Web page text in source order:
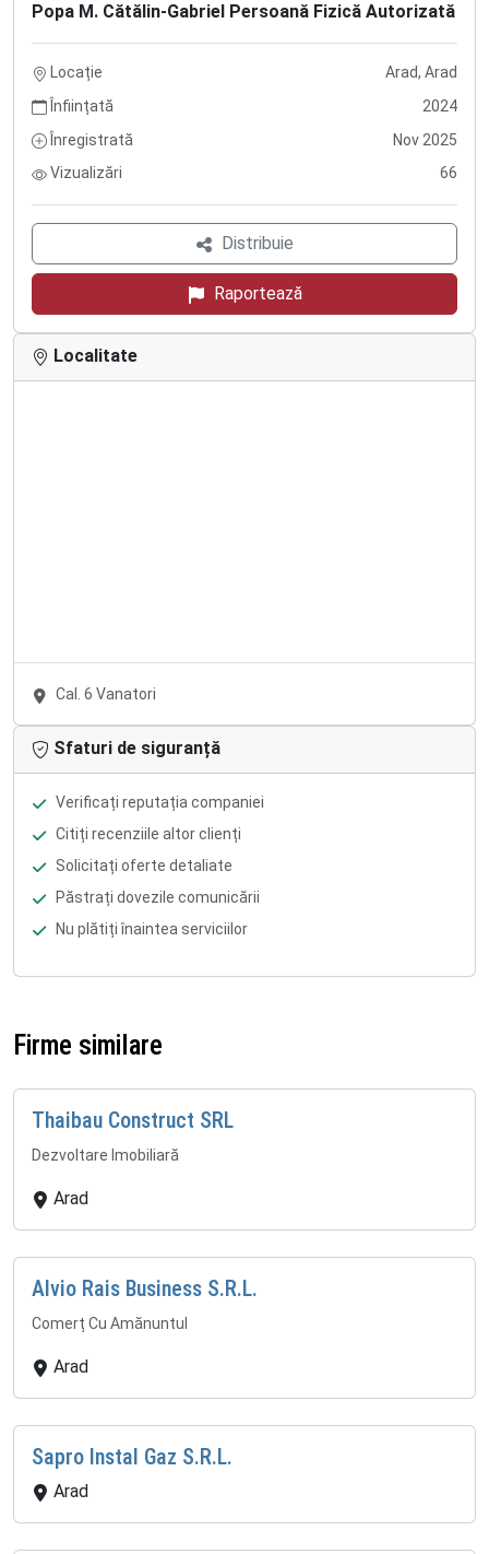
Popa M. Cătălin-Gabriel Persoană Fizică Autorizată
Locație
Arad, Arad
Înființată
2024
Înregistrată
Nov 2025
Vizualizări
66
Distribuie
Raportează
Localitate
Cal. 6 Vanatori
Sfaturi de siguranță
Verificați reputația companiei
Citiți recenziile altor clienți
Solicitați oferte detaliate
Păstrați dovezile comunicării
Nu plătiți înaintea serviciilor
Firme similare
Thaibau Construct SRL
Dezvoltare Imobiliară
Arad
Alvio Rais Business S.R.L.
Comerț Cu Amănuntul
Arad
Sapro Instal Gaz S.R.L.
Arad